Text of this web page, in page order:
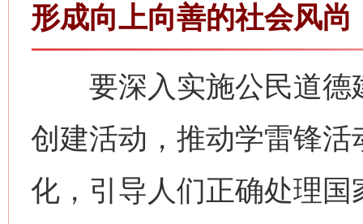
形成向上向善的社会风尚
要深入实施公民道德
创建活动，推动学雷锋
化，引导人们正确处理